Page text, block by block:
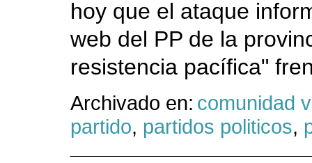
hoy que el ataque
web del PP de la
resistencia pacífica"
Archivado en: comunidad
partido, partidos politicos,